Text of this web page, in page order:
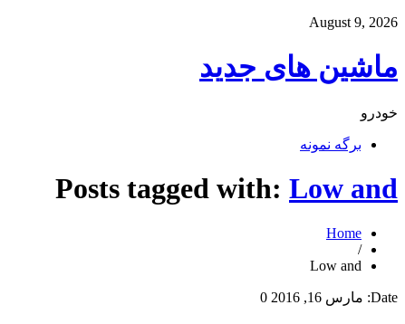
August 9, 2026
ماشین های جدید
خودرو
برگه نمونه
Posts tagged with: Low and
Home
/
Low and
Date: مارس 16, 2016 0